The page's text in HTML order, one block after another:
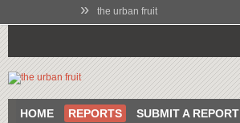
» the urban fruit
HOME REPORTS SUBMIT A REPORT